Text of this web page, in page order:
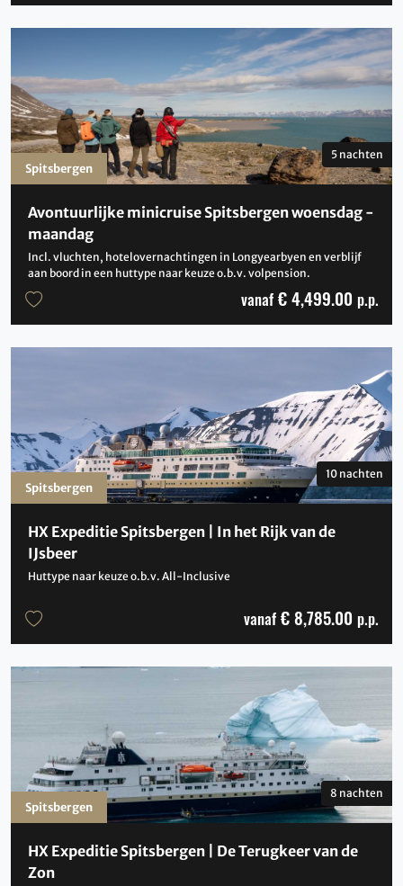
Avontuurlijke minicruise Spitsbergen woensdag -
maandag
Incl. vluchten, hotelovernachtingen in Longyearbyen en verblijf
aan boord in een huttype naar keuze o.b.v. volpension.
5 nachten
vanaf € 4,499.00 p.p.
Spitsbergen
HX Expeditie Spitsbergen | In het Rijk van de
IJsbeer
Huttype naar keuze o.b.v. All-Inclusive
10 nachten
vanaf € 8,785.00 p.p.
Spitsbergen
HX Expeditie Spitsbergen | De Terugkeer van de
Zon
8 nachten
Spitsbergen